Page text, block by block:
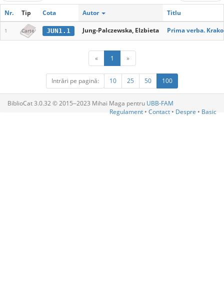
Nr. Tip Cota Autor Titlu
1 Carte JUN1.1 Jung-Palczewska, Elzbieta Prima verba.
« 1 »
Intrări pe pagină: 10 25 50 100
BiblioCat 3.0.32 © 2015‒2023 Mihai Maga pentru UBB-FAM
Regulament • Contact • Despre • Basic